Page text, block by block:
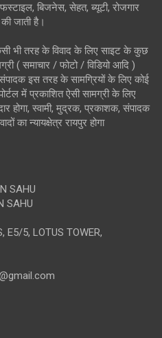
बिजनेस, सेहत, ब्यूटी, रोजगार
जाती है।
भी तरह के विवाद के लिए साइट के कुछ
( समाचार / फोटो / विडियो आदि )
इस तरह के सामग्रियों के लिए कोई
में प्रकाशित ऐसी सामग्री के लिए
होगा, स्वामी, मुद्रक, प्रकाशक, संपादक
का न्यायक्षेत्र रायपुर होगा
SAHU
SAHU
E5/5, LOTUS TOWER,